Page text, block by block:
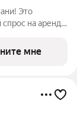
Это
на аренду
мне